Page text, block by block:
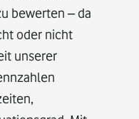
bewerten – da
oder nicht
unserer